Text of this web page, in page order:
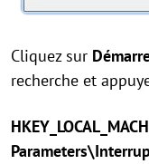
Cliquez sur
recherche et